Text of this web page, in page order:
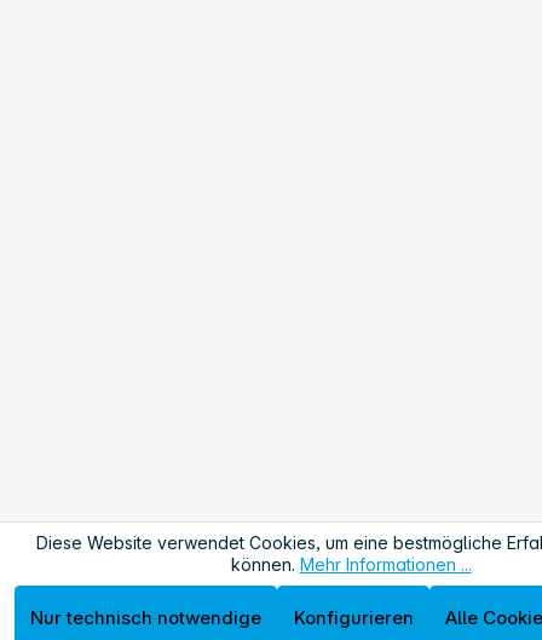
Diese Website verwendet Cookies, um eine bestmögliche
können. Mehr Informationen ...
Nur technisch notwendige Konfigurieren Alle